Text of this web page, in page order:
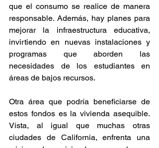
que el consumo se realice de manera
responsable. Además, hay planes para
mejorar la infraestructura educativa,
invirtiendo en nuevas instalaciones y
programas que aborden las
necesidades de los estudiantes en
áreas de bajos recursos.
Otra área que podría beneficiarse de
estos fondos es la vivienda asequible.
Vista, al igual que muchas otras
ciudades de California, enfrenta una